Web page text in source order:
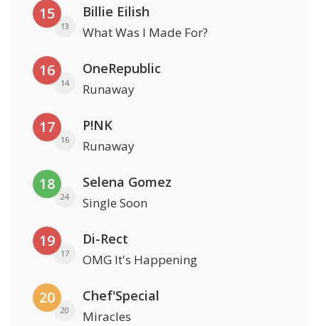
15
13
Billie Eilish
What Was I Made For?
16
14
OneRepublic
Runaway
17
16
P!NK
Runaway
18
24
Selena Gomez
Single Soon
19
17
Di-Rect
OMG It's Happening
20
20
Chef'Special
Miracles